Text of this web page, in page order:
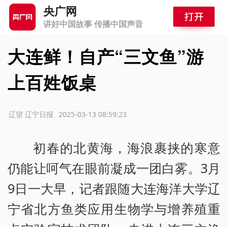
央广网
讲好中国故事 传播中国声音
大连鲜！自产“三文鱼”游
上百姓饭桌
2025-03-13 08:59:23
辽望 辽宁日报
初春的北黄海，海浪裹挟的寒意
仍能让呵气在眼前凝成一团白雾。3月
9日一大早，记者跟随大连海洋大学辽
宁省北方鱼类应用生物学与增养殖重